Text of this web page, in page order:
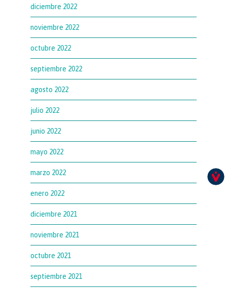
diciembre 2022
noviembre 2022
octubre 2022
septiembre 2022
agosto 2022
julio 2022
junio 2022
mayo 2022
marzo 2022
enero 2022
diciembre 2021
noviembre 2021
octubre 2021
septiembre 2021